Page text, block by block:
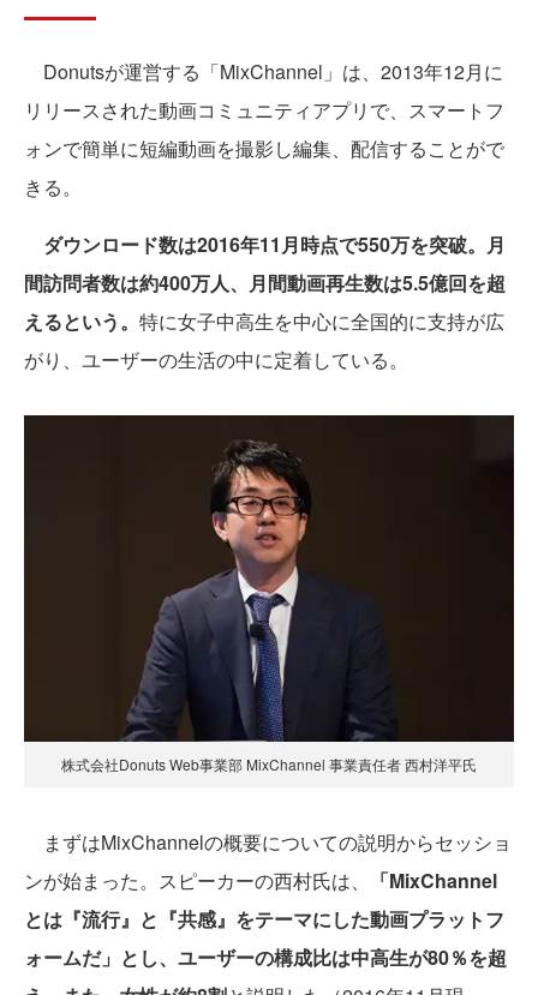
Donutsが運営する「MixChannel」は、2013年12月に
リリースされた動画コミュニティアプリで、スマートフ
ォンで簡単に短編動画を撮影し編集、配信することがで
きる。
ダウンロード数は2016年11月時点で550万を突破。月
間訪問者数は約400万人、月間動画再生数は5.5億回を超
えるという。 特に女子中高生を中心に全国的に支持が広
がり、ユーザーの生活の中に定着している。
株式会社Donuts Web事業部 MixChannel 事業責任者 西村洋平氏
まずはMixChannelの概要についての説明からセッショ
ンが始まった。スピーカーの西村氏は、
「MixChannel
とは『流行』と『共感』をテーマにした動画プラットフ
ォームだ」とし、ユーザーの構成比は中高生が80％を超